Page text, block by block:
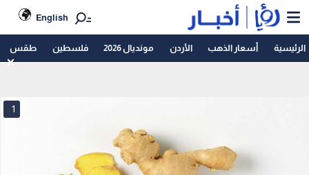
English
الرئيسية أسعار الذهب الأردن مونديال 2026 فلسطين طقس
1